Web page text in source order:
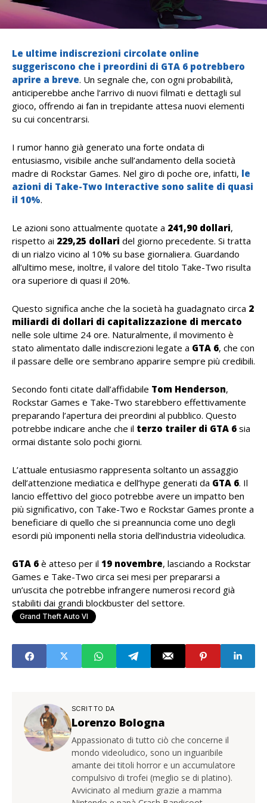
Le ultime indiscrezioni circolate online
suggeriscono che i preordini di GTA 6 potrebbero
aprire a breve. Un segnale che, con ogni probabilità,
anticiperebbe anche l’arrivo di nuovi filmati e dettagli sul
gioco, offrendo ai fan in trepidante attesa nuovi elementi
su cui concentrarsi.
I rumor hanno già generato una forte ondata di
entusiasmo, visibile anche sull’andamento della società
madre di Rockstar Games. Nel giro di poche ore, infatti, le
azioni di Take-Two Interactive sono salite di quasi
il 10%.
Le azioni sono attualmente quotate a 241,90 dollari,
rispetto ai 229,25 dollari del giorno precedente. Si tratta
di un rialzo vicino al 10% su base giornaliera. Guardando
all’ultimo mese, inoltre, il valore del titolo Take-Two risulta
ora superiore di quasi il 20%.
Questo significa anche che la società ha guadagnato circa 2
miliardi di dollari di capitalizzazione di mercato
nelle sole ultime 24 ore. Naturalmente, il movimento è
stato alimentato dalle indiscrezioni legate a GTA 6, che con
il passare delle ore sembrano apparire sempre più credibili.
Secondo fonti citate dall’affidabile Tom Henderson,
Rockstar Games e Take-Two starebbero effettivamente
preparando l’apertura dei preordini al pubblico. Questo
potrebbe indicare anche che il terzo trailer di GTA 6 sia
ormai distante solo pochi giorni.
L’attuale entusiasmo rappresenta soltanto un assaggio
dell’attenzione mediatica e dell’hype generati da GTA 6. Il
lancio effettivo del gioco potrebbe avere un impatto ben
più significativo, con Take-Two e Rockstar Games pronte a
beneficiare di quello che si preannuncia come uno degli
esordi più imponenti nella storia dell’industria videoludica.
GTA 6 è atteso per il 19 novembre, lasciando a Rockstar
Games e Take-Two circa sei mesi per prepararsi a
un’uscita che potrebbe infrangere numerosi record già
stabiliti dai grandi blockbuster del settore.
Grand Theft Auto VI
SCRITTO DA
Lorenzo Bologna
Appassionato di tutto ciò che concerne il
mondo videoludico, sono un inguaribile
amante dei titoli horror e un accumulatore
compulsivo di trofei (meglio se di platino).
Avvicinato al medium grazie a mamma